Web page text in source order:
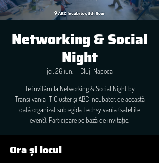
Networking & Social
Night
joi, 26 iun.
  |
Cluj-Napoca
Te invităm la Networking & Social Night by
Transilvania IT Cluster și ABC Incubator, de această
dată organizat sub egida Techsylvania (satellite
event). Participare pe bază de invitație.
Ora și locul